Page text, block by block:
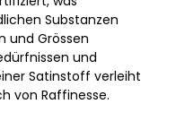
Substanzen
und Grössen
und
Satinstoff verleiht
von Raffinesse.